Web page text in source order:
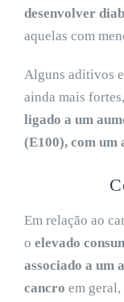
desenvolver
aquelas com
Alguns aditivos
ainda mais
ligado a um
(E100), com um
Em relação ao
o elevado
associado a um
cancro em geral,